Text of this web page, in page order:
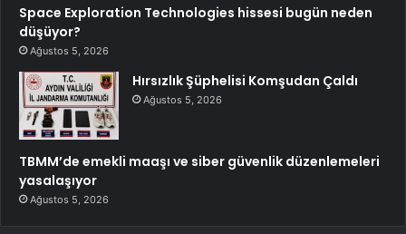
Space Exploration Technologies hissesi bugün neden
düşüyor?
Ağustos 5, 2026
Hırsızlık Şüphelisi Komşudan Çaldı
Ağustos 5, 2026
TBMM’de emekli maaşı ve siber güvenlik düzenlemeleri
yasalaşıyor
Ağustos 5, 2026